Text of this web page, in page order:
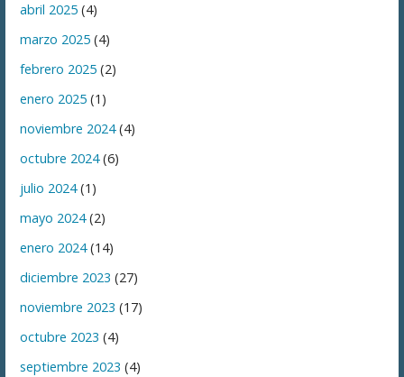
abril 2025 (4)
marzo 2025 (4)
febrero 2025 (2)
enero 2025 (1)
noviembre 2024(4)
octubre 2024(6)
julio 2024(1)
mayo 2024(2)
enero 2024(14)
diciembre 2023 (27)
noviembre 2023 (17)
octubre 2023 (4)
septiembre 2023 (4)